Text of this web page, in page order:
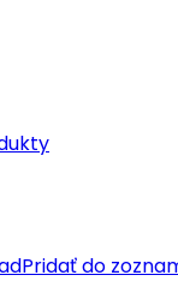
Pridať do